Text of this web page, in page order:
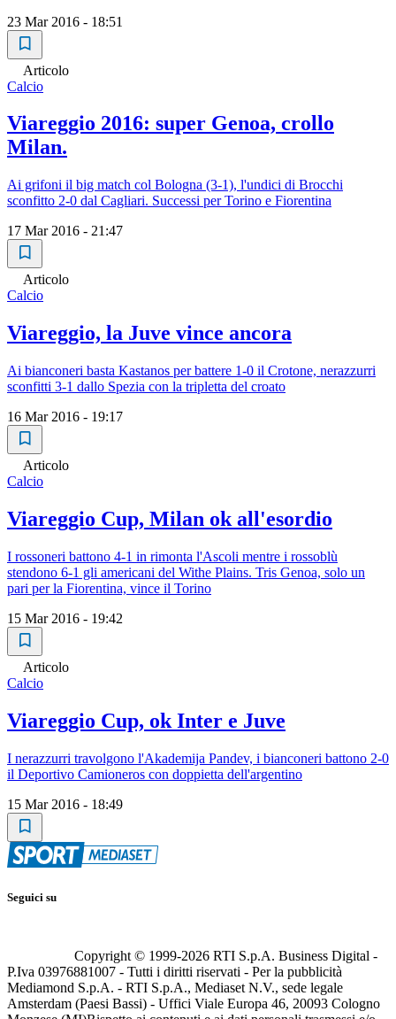
23 Mar 2016 - 18:51
Articolo
Calcio
Viareggio 2016: super Genoa, crollo
Milan.
Ai grifoni il big match col Bologna (3-1), l'undici di Brocchi
sconfitto 2-0 dal Cagliari. Successi per Torino e Fiorentina
17 Mar 2016 - 21:47
Articolo
Calcio
Viareggio, la Juve vince ancora
Ai bianconeri basta Kastanos per battere 1-0 il Crotone, nerazzurri
sconfitti 3-1 dallo Spezia con la tripletta del croato
16 Mar 2016 - 19:17
Articolo
Calcio
Viareggio Cup, Milan ok all'esordio
I rossoneri battono 4-1 in rimonta l'Ascoli mentre i rossoblù
stendono 6-1 gli americani del Withe Plains. Tris Genoa, solo un
pari per la Fiorentina, vince il Torino
15 Mar 2016 - 19:42
Articolo
Calcio
Viareggio Cup, ok Inter e Juve
I nerazzurri travolgono l'Akademija Pandev, i bianconeri battono 2-0
il Deportivo Camioneros con doppietta dell'argentino
15 Mar 2016 - 18:49
Seguici su
Copyright © 1999-2026 RTI S.p.A. Business Digital -
P.Iva 03976881007 - Tutti i diritti riservati - Per la pubblicità
Mediamond S.p.A. - RTI S.p.A., Mediaset N.V., sede legale
Amsterdam (Paesi Bassi) - Uffici Viale Europa 46, 20093 Cologno